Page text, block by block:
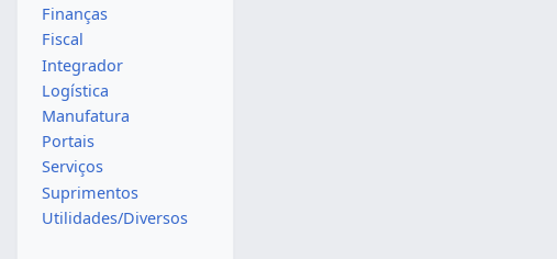
Finanças
Fiscal
Integrador
Logística
Manufatura
Portais
Serviços
Suprimentos
Utilidades/Diversos